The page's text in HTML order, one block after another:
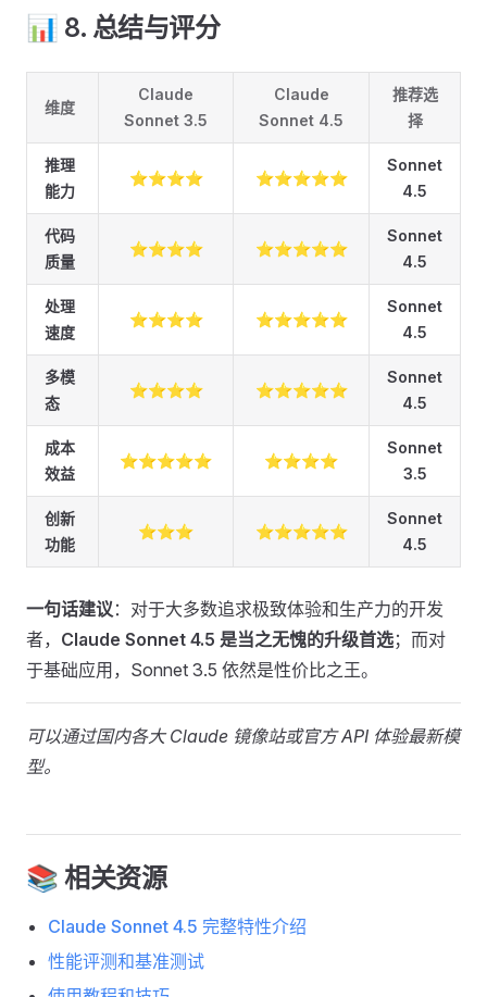
📊 8. 总结与评分
维度
Claude
Sonnet 3.5
Claude
Sonnet 4.5
推荐选
择
推理
能力
⭐⭐⭐⭐ ⭐⭐⭐⭐⭐
Sonnet
4.5
代码
质量
⭐⭐⭐⭐ ⭐⭐⭐⭐⭐
Sonnet
4.5
处理
速度
⭐⭐⭐⭐ ⭐⭐⭐⭐⭐
Sonnet
4.5
多模
态
⭐⭐⭐⭐ ⭐⭐⭐⭐⭐
Sonnet
4.5
成本
效益
⭐⭐⭐⭐⭐ ⭐⭐⭐⭐
Sonnet
3.5
创新
功能
⭐⭐⭐ ⭐⭐⭐⭐⭐
Sonnet
4.5
一句话建议：对于大多数追求极致体验和生产力的开发
者， Claude Sonnet 4.5 是当之无愧的升级首选；而对
于基础应用，Sonnet 3.5 依然是性价比之王。
可以通过国内各大 Claude 镜像站或官方 API 体验最新模
型。
📚 相关资源
Claude Sonnet 4.5 完整特性介绍
性能评测和基准测试